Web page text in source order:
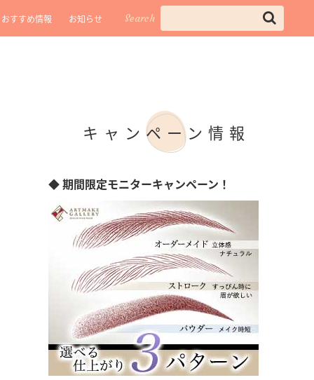
おすすめ情報 お知らせ Search
キャンペーン情報
◆ 期間限定モニターキャンペーン！